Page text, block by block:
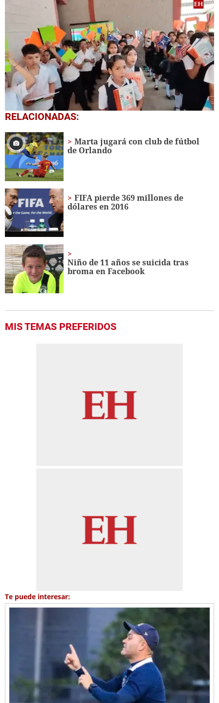
0
seconds
1
minute,
56
seconds
RELACIONADAS:
Marta jugará con club de fútbol
de Orlando
FIFA pierde 369 millones de
dólares en 2016
Niño de 11 años se suicida tras
broma en Facebook
MIS TEMAS PREFERIDOS
Te puede interesar: